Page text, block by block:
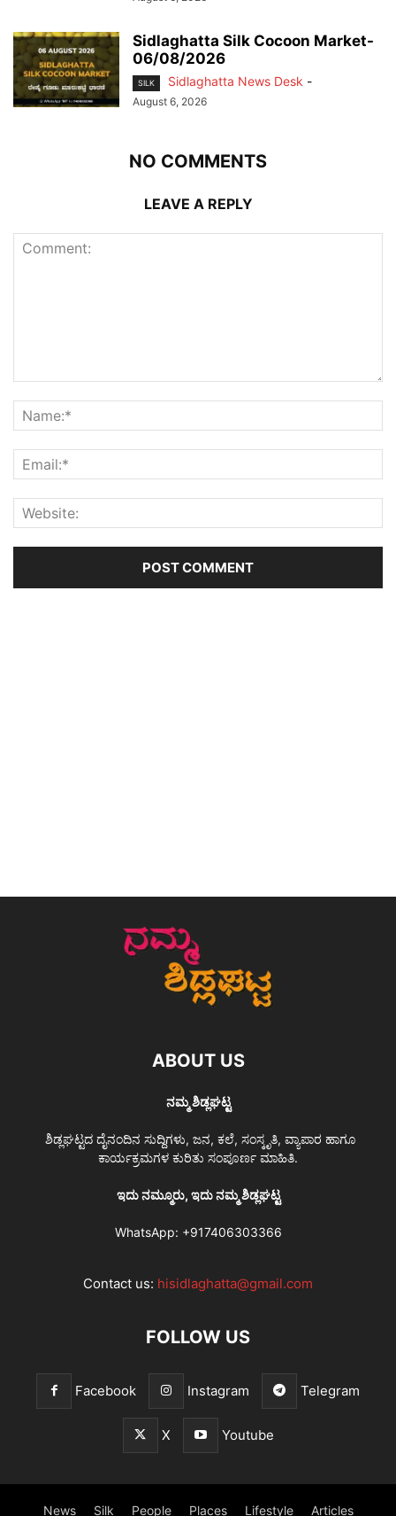
Sidlaghatta Silk Cocoon Market-
06/08/2026
SILK Sidlaghatta News Desk -
August 6, 2026
NO COMMENTS
LEAVE A REPLY
ABOUT US
ನಮ್ಮ ಶಿಡ್ಲಘಟ್ಟ
ಶಿಡ್ಲಘಟ್ಟದ ದೈನಂದಿನ ಸುದ್ದಿಗಳು, ಜನ, ಕಲೆ, ಸಂಸ್ಕೃತಿ, ವ್ಯಾಪಾರ ಹಾಗೂ
ಕಾರ್ಯಕ್ರಮಗಳ ಕುರಿತು ಸಂಪೂರ್ಣ ಮಾಹಿತಿ.
ಇದು ನಮ್ಮೂರು, ಇದು ನಮ್ಮ ಶಿಡ್ಲಘಟ್ಟ
WhatsApp: +917406303366
Contact us: hisidlaghatta@gmail.com
FOLLOW US
Facebook Instagram Telegram
X Youtube
News Silk People Places Lifestyle Articles